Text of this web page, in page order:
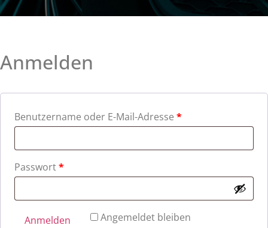
Anmelden
Benutzername oder E-Mail-Adresse *
Passwort*
Angemeldet bleiben
Anmelden